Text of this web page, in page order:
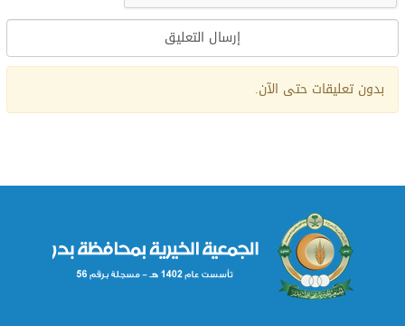
Alternative:
بدون تعليقات حتى الآن.